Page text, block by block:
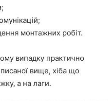
монтажних робіт.
випадку практично
вище, хіба що
а на лаги.